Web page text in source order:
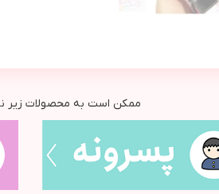
ممکن است به محصولات زیر